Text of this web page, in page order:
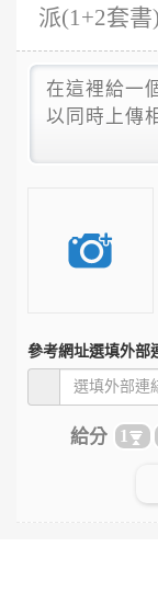
派(1+2套
參考網址選填外部
給分 1